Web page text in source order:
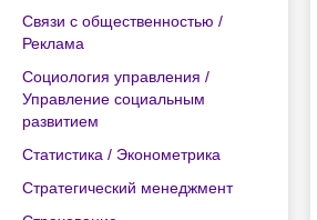
Связи с общественностью /
Реклама
Социология управления /
Управление социальным
развитием
Статистика / Эконометрика
Стратегический менеджмент